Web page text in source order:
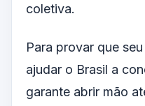
coletiva.
Para provar que
ajudar o Brasil a
garante abrir mão